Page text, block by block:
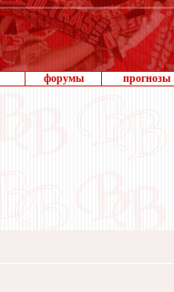
форумы прогнозы